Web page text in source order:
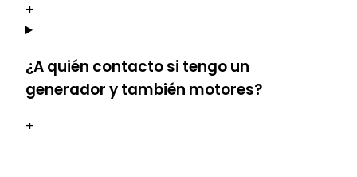
+
¿A quién contacto si tengo un
generador y también motores?
+